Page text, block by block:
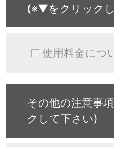
(※▼をクリック
使用料金につ
その他の注意
クして下さい)